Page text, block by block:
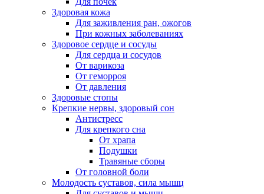
Здоровая кожа
Для заживления ран, ожогов
При кожных заболеваниях
Здоровое сердце и сосуды
Для сердца и сосудов
От варикоза
От геморроя
От давления
Здоровые стопы
Крепкие нервы, здоровый сон
Антистресс
Для крепкого сна
От храпа
Подушки
Травяные сборы
От головной боли
Молодость суставов, сила мышц